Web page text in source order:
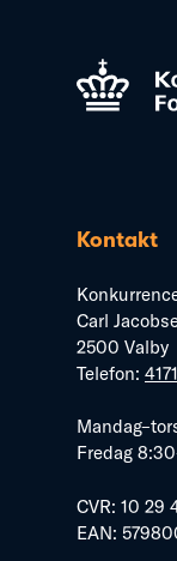
Kontakt
Carl
2500 Valby
Telefon:
Fredag
CVR: 10 29
EAN: